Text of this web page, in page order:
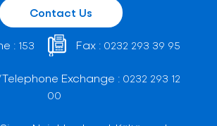
Contact Us
: 153 Fax : 0232 293 39 95
Exchange : 0232 293 12
00